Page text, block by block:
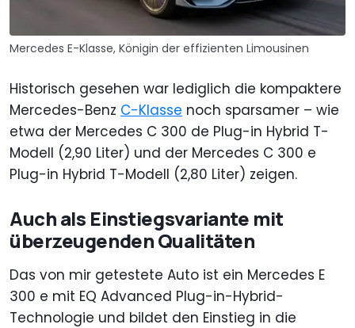
Mercedes E-Klasse, Königin der effizienten Limousinen
Historisch gesehen war lediglich die kompaktere
Mercedes-Benz C-Klasse noch sparsamer – wie
etwa der Mercedes C 300 de Plug-in Hybrid T-
Modell (2,90 Liter) und der Mercedes C 300 e
Plug-in Hybrid T-Modell (2,80 Liter) zeigen.
Auch als Einstiegsvariante mit
überzeugenden Qualitäten
Das von mir getestete Auto ist ein Mercedes E
300 e mit EQ Advanced Plug-in-Hybrid-
Technologie und bildet den Einstieg in die